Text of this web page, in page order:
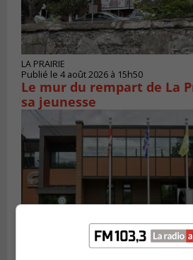
LA PRAIRIE
Publié le 4 août 2026 à 15h50
Le mur du rempart de La
sa jeunesse